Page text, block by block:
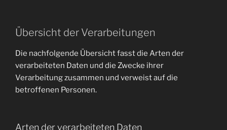
Übersicht der Verarbeitungen
Die nachfolgende Übersicht fasst die Arten der
verarbeiteten Daten und die Zwecke ihrer
Verarbeitung zusammen und verweist auf die
betroffenen Personen.
Arten der verarbeiteten Daten